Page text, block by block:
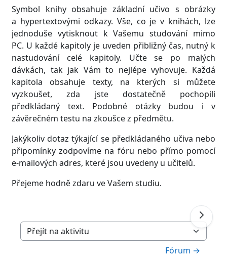
Symbol knihy obsahuje základní učivo s obrázky
a hypertextovými odkazy. Vše, co je v knihách, lze
jednoduše vytisknout k Vašemu studování mimo
PC. U každé kapitoly je uveden přibližný čas, nutný k
nastudování celé kapitoly. Učte se po malých
dávkách, tak jak Vám to nejlépe vyhovuje. Každá
kapitola obsahuje texty, na kterých si můžete
vyzkoušet, zda jste dostatečně pochopili
předkládaný text. Podobné otázky budou i v
závěrečném testu na zkoušce z předmětu.
Jakýkoliv dotaz týkající se předkládaného učiva nebo
připomínky zodpovíme na fóru nebo přímo pomocí
e-mailových adres, které jsou uvedeny u učitelů.
Přejeme hodně zdaru ve Vašem studiu.
Přejít na aktivitu
Fórum →